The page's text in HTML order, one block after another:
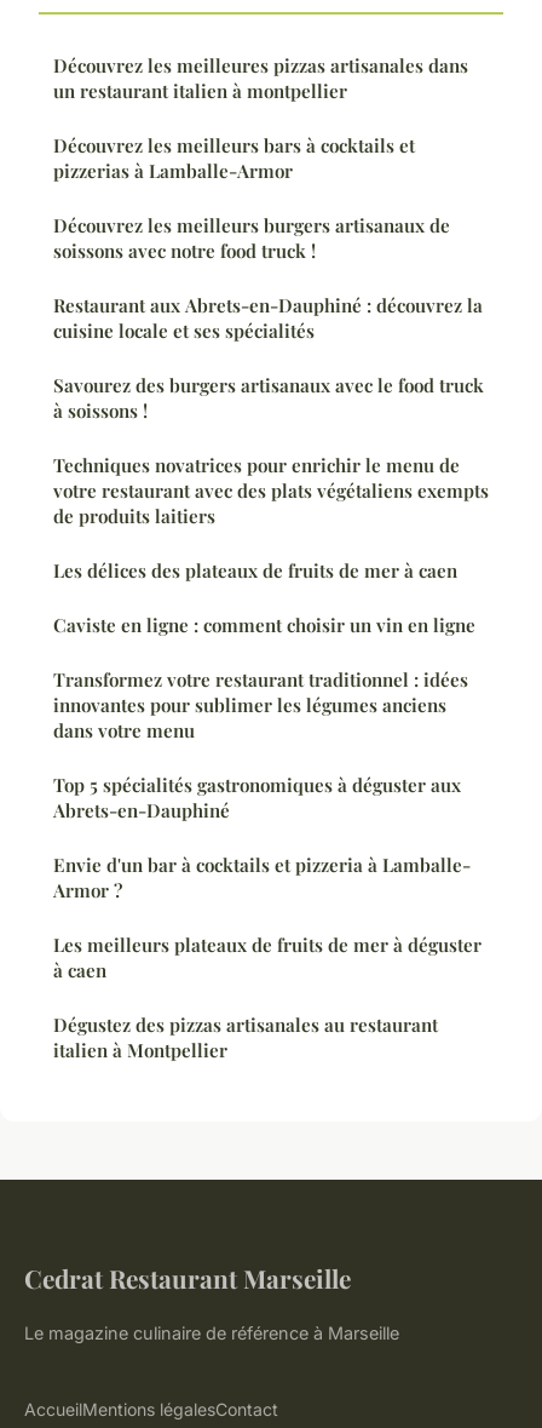
Découvrez les meilleures pizzas artisanales dans
un restaurant italien à montpellier
Découvrez les meilleurs bars à cocktails et
pizzerias à Lamballe-Armor
Découvrez les meilleurs burgers artisanaux de
soissons avec notre food truck !
Restaurant aux Abrets-en-Dauphiné : découvrez la
cuisine locale et ses spécialités
Savourez des burgers artisanaux avec le food truck
à soissons !
Techniques novatrices pour enrichir le menu de
votre restaurant avec des plats végétaliens exempts
de produits laitiers
Les délices des plateaux de fruits de mer à caen
Caviste en ligne : comment choisir un vin en ligne
Transformez votre restaurant traditionnel : idées
innovantes pour sublimer les légumes anciens
dans votre menu
Top 5 spécialités gastronomiques à déguster aux
Abrets-en-Dauphiné
Envie d'un bar à cocktails et pizzeria à Lamballe-
Armor ?
Les meilleurs plateaux de fruits de mer à déguster
à caen
Dégustez des pizzas artisanales au restaurant
italien à Montpellier
Cedrat Restaurant Marseille
Le magazine culinaire de référence à Marseille
AccueilMentions légalesContact